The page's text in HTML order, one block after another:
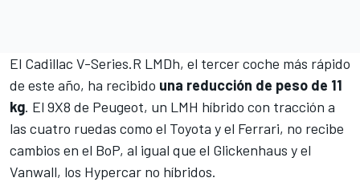
El Cadillac V-Series.R LMDh, el tercer coche más rápido
de este año, ha recibido una reducción de peso de 11
kg. El 9X8 de Peugeot, un LMH híbrido con tracción a
las cuatro ruedas como el Toyota y el Ferrari, no recibe
cambios en el BoP, al igual que el Glickenhaus y el
Vanwall, los Hypercar no híbridos.